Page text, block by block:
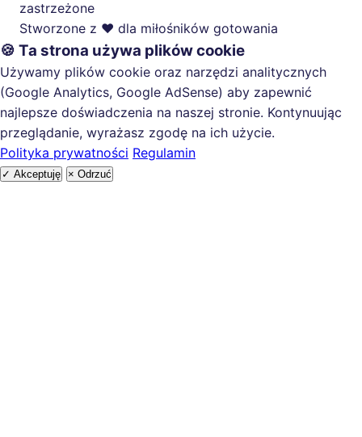
zastrzeżone
Stworzone z ❤️ dla miłośników gotowania
🍪 Ta strona używa plików cookie
Używamy plików cookie oraz narzędzi analitycznych
(Google Analytics, Google AdSense) aby zapewnić
najlepsze doświadczenia na naszej stronie. Kontynuując
przeglądanie, wyrażasz zgodę na ich użycie.
Polityka prywatności Regulamin
✓ Akceptuję × Odrzuć